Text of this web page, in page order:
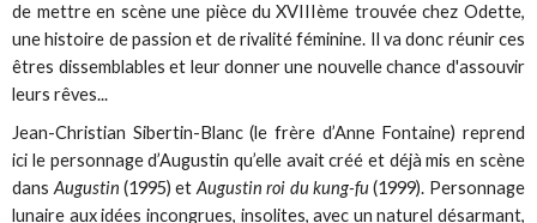
de mettre en scène une pièce du XVIIIème trouvée chez Odette,
une histoire de passion et de rivalité féminine. Il va donc réunir ces
êtres dissemblables et leur donner une nouvelle chance d'assouvir
leurs rêves...
Jean-Christian Sibertin-Blanc (le frère d’Anne Fontaine) reprend
ici le personnage d’Augustin qu’elle avait créé et déjà mis en scène
dans Augustin (1995) et Augustin roi du kung-fu(1999). Personnage
lunaire aux idées incongrues, insolites, avec un naturel désarmant,